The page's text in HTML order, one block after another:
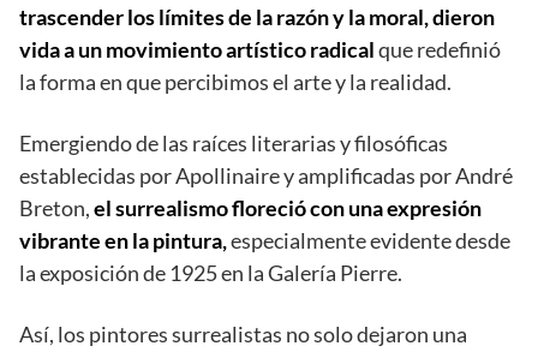
trascender los límites de la razón y la moral, dieron
vida a un movimiento artístico radicalque redefinió
la forma en que percibimos el arte y la realidad.
Emergiendo de las raíces literarias y filosóficas
establecidas por Apollinaire y amplificadas por André
Breton,el surrealismo floreció con una expresión
vibrante en la pintura,especialmente evidente desde
la exposición de 1925 en la Galería Pierre.
Así, los pintores surrealistas no solo dejaron una